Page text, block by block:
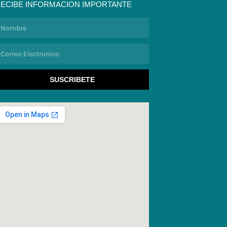
INFORMACION IMPORTANTE
SUSCRIBETE